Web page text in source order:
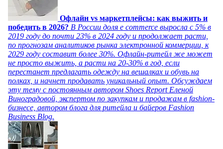
Офлайн vs маркетплейсы: как выжить и
победить в 2026? В России доля e commerce выросла с 5% в
2019 году до почти 23% в 2024 году и продолжает расти,
по прогнозам аналитиков рынка электронной коммерции, к
2029 году составит более 30%. Офлайн-ритейл же может
не просто выжить, а расти на 20-30% в год, если
перестанет предлагать одежду на вешалках и обувь на
полках, и начнет продавать уникальный опыт. Обсуждаем
эту тему с постоянным автором Shoes Report Еленой
Виноградовой, экспертом по закупкам и продажам в fashion-
бизнесе, автором блога для ритейла и байеров Fashion
Business Blog.